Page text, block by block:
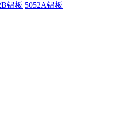
铝板 5052A铝板